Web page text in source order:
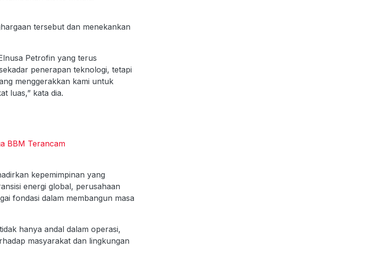
tersebut dan menekankan
Petrofin yang terus
penerapan teknologi, tetapi
menggerakkan kami untuk
luas,” kata dia.
BBM Terancam
kepemimpinan yang
energi global, perusahaan
fondasi dalam membangun masa
hanya andal dalam operasi,
masyarakat dan lingkungan